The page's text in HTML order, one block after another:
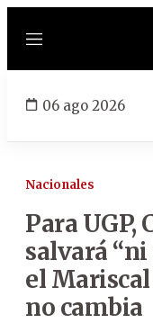
Menú
06 ago 2026
Nacionales
Para UGP,
salvará
el
no cambia